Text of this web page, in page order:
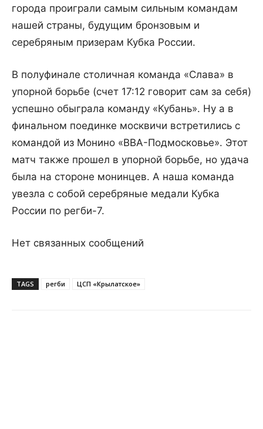
города проиграли самым сильным командам
нашей страны, будущим бронзовым и
серебряным призерам Кубка России.
В полуфинале столичная команда «Слава» в
упорной борьбе (счет 17:12 говорит сам за себя)
успешно обыграла команду «Кубань». Ну а в
финальном поединке москвичи встретились с
командой из Монино «ВВА-Подмосковье». Этот
матч также прошел в упорной борьбе, но удача
была на стороне монинцев. А наша команда
увезла с собой серебряные медали Кубка
России по регби-7.
Нет связанных сообщений
TAGS регби ЦСП «Крылатское»